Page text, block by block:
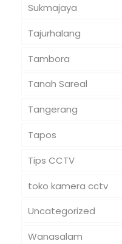
Sukmajaya
Tajurhalang
Tambora
Tanah Sareal
Tangerang
Tapos
Tips CCTV
toko kamera cctv
Uncategorized
Wanasalam